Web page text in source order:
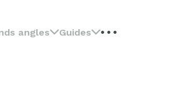
angles Guides